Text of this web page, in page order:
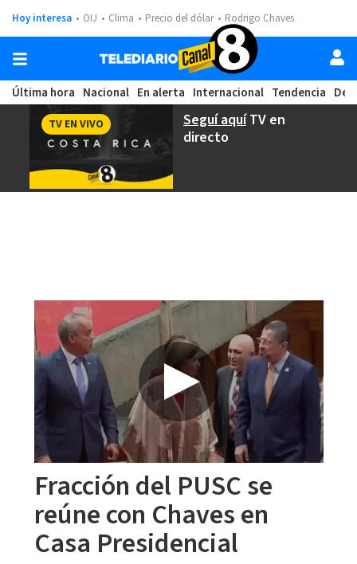
Hoy interesa OIJ Clima Precio del dólar Rodrigo Chaves
Última hora Nacional En alerta Internacional Tendencia
Seguí aquíTV en
directo
TV EN VIVO
Fracción del PUSC se
reúne con Chaves en
Casa Presidencial